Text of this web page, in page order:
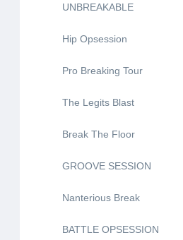
UNBREAKABLE
Hip Opsession
Pro Breaking Tour
The Legits Blast
Break The Floor
GROOVE SESSION
Nanterious Break
BATTLE OPSESSION